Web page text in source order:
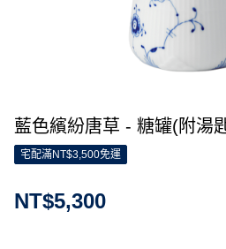
藍色繽紛唐草 - 糖罐(附湯
宅配滿NT$3,500免運
NT$5,300